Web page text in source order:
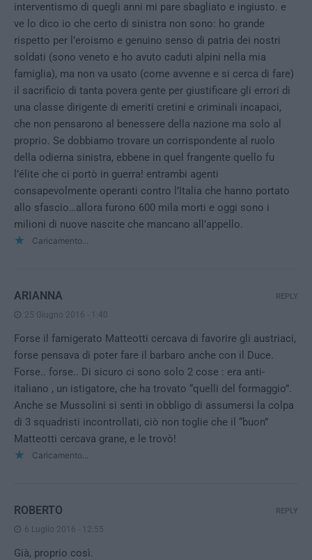
interventismo di quegli anni mi pare sbagliato e ingiusto. e
ve lo dico io che certo di sinistra non sono: ho grande
rispetto per l’eroismo e genuino senso di patria dei nostri
soldati (sono veneto e ho avuto caduti alpini nella mia
famiglia), ma non va usato (come avvenne e si cerca di fare)
il sacrificio di tanta povera gente per giustificare gli errori di
una classe dirigente di emeriti cretini e criminali incapaci,
che non pensarono al benessere della nazione ma solo al
proprio. Se dobbiamo trovare un corrispondente al ruolo
della odierna sinistra, ebbene in quel frangente quello fu
l’élite che ci portò in guerra! entrambi agenti
consapevolmente operanti contro l’Italia che hanno portato
allo sfascio…allora furono 600 mila morti e oggi sono i
milioni di nuove nascite che mancano all’appello.
Caricamento...
ARIANNA
25 Giugno 2016 - 1:40
Forse il famigerato Matteotti cercava di favorire gli austriaci,
forse pensava di poter fare il barbaro anche con il Duce.
Forse.. forse.. Di sicuro ci sono solo 2 cose : era anti-
italiano , un istigatore, che ha trovato “quelli del formaggio”.
Anche se Mussolini si sentì in obbligo di assumersi la colpa
di 3 squadristi incontrollati, ciò non toglie che il “buon”
Matteotti cercava grane, e le trovò!
Caricamento...
REPLY
ROBERTO
6 Luglio 2016 - 12:55
Già, proprio così.
REPLY